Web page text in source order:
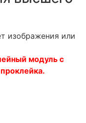
изображения или
модуль c